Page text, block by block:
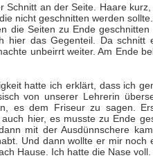
Schnitt an der Seite. Haare
nicht geschnitten werden
die Seiten zu Ende
hier das Gegenteil. Da
unbeirrt weiter. Am Ende
hatte ich erklärt, dass ich
von unserer Lehrerin
es dem Friseur zu sagen.
hier, es musste zu Ende
mit der Ausdünnschere
Und dann wollte er mir
Hause. Ich hatte die Nase voll.